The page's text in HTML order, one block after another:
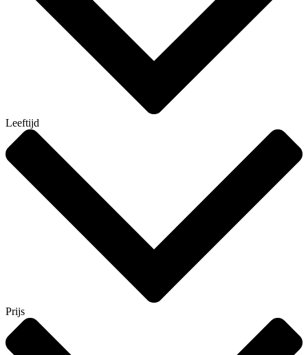
Leeftijd
Prijs